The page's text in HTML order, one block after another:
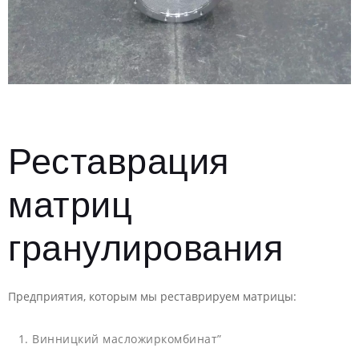
Реставрация
матриц
гранулирования
Предприятия, которым мы реставрируем матрицы:
Винницкий масложиркомбинат”